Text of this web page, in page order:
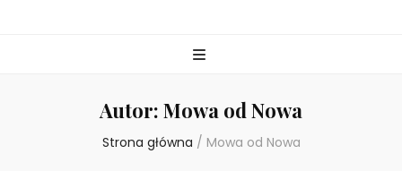
Autor: Mowa od Nowa
Strona główna / Mowa od Nowa